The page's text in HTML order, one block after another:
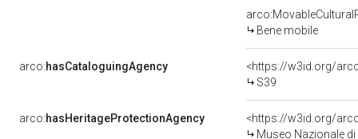
Bene mobile
arco:hasCataloguingAgency
<https://w3id.org/
S39
arco:hasHeritageProtectionAgency
<https://w3id.org/
Museo Nazionale di